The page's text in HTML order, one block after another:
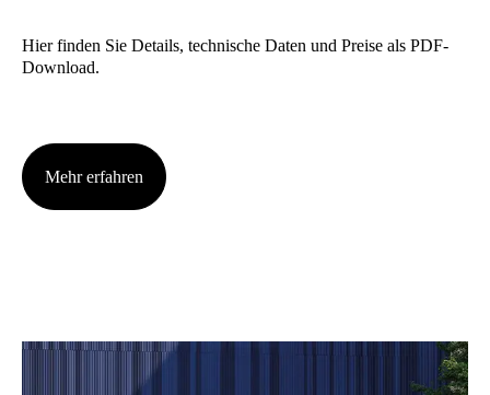
Hier fin­den Sie Details, tech­ni­sche Daten und Prei­se als PDF-
Down­load.
Mehr erfah­ren